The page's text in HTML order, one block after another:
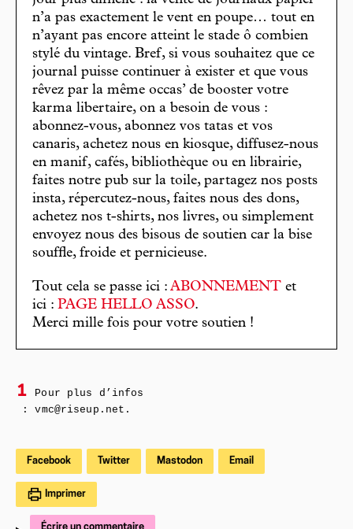
n’a pas exactement le vent en poupe… tout en
n’ayant pas encore atteint le stade ô combien
stylé du vintage. Bref, si vous souhaitez que ce
journal puisse continuer à exister et que vous
rêvez par la même occas’ de booster votre
karma libertaire, on a besoin de vous :
abonnez-vous, abonnez vos tatas et vos
canaris, achetez nous en kiosque, diffusez-nous
en manif, cafés, bibliothèque ou en librairie,
faites notre pub sur la toile, partagez nos posts
insta, répercutez-nous, faites nous des dons,
achetez nos t-shirts, nos livres, ou simplement
envoyez nous des bisous de soutien car la bise
souffle, froide et pernicieuse.
Tout cela se passe ici : ABONNEMENT et
ici : PAGE HELLO ASSO.
Merci mille fois pour votre soutien !
1
Pour plus d’infos
: vmc@riseup.net.
Facebook Twitter Mastodon Email
Imprimer